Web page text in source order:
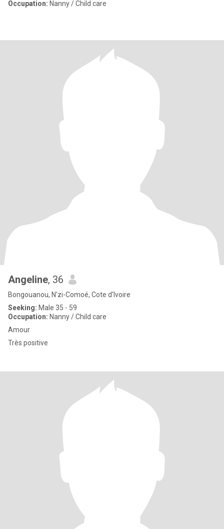
Occupation: Nanny / Child care
Angeline, 36
Bongouanou, N'zi-Comoé, Cote d'Ivoire
Seeking: Male 35 - 59
Occupation: Nanny / Child care
Amour
Très positive